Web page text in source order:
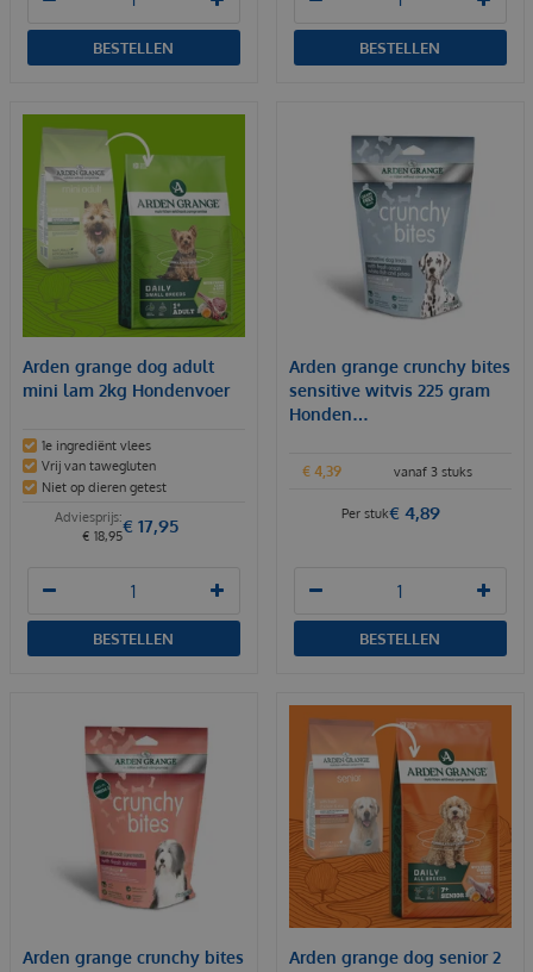
BESTELLEN BESTELLEN
Arden grange dog adult
mini lam 2kg Hondenvoer
1e ingrediënt vlees
Vrij van tawegluten
Niet op dieren getest
€ 18,95€ 17,95
BESTELLEN
Arden grange crunchy bites
sensitive witvis 225 gram
Honden…
vanaf 3 stuks
€ 4 ,39
€ 4,89
Per stuk
BESTELLEN
Arden grange crunchy bites
Arden grange dog senior 2